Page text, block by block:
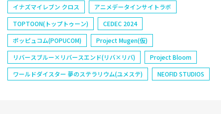
イナズマイレブン クロス
アニメデータインサイトラボ
TOPTOON(トップトゥーン)
CEDEC 2024
ポッピュコム(POPUCOM)
Project Mugen(仮)
リバースブルー×リバースエンド(リバ×リバ)
Project Bloom
ワールドダイスター 夢のステラリウム(ユメステ)
NEOFID STUDIOS